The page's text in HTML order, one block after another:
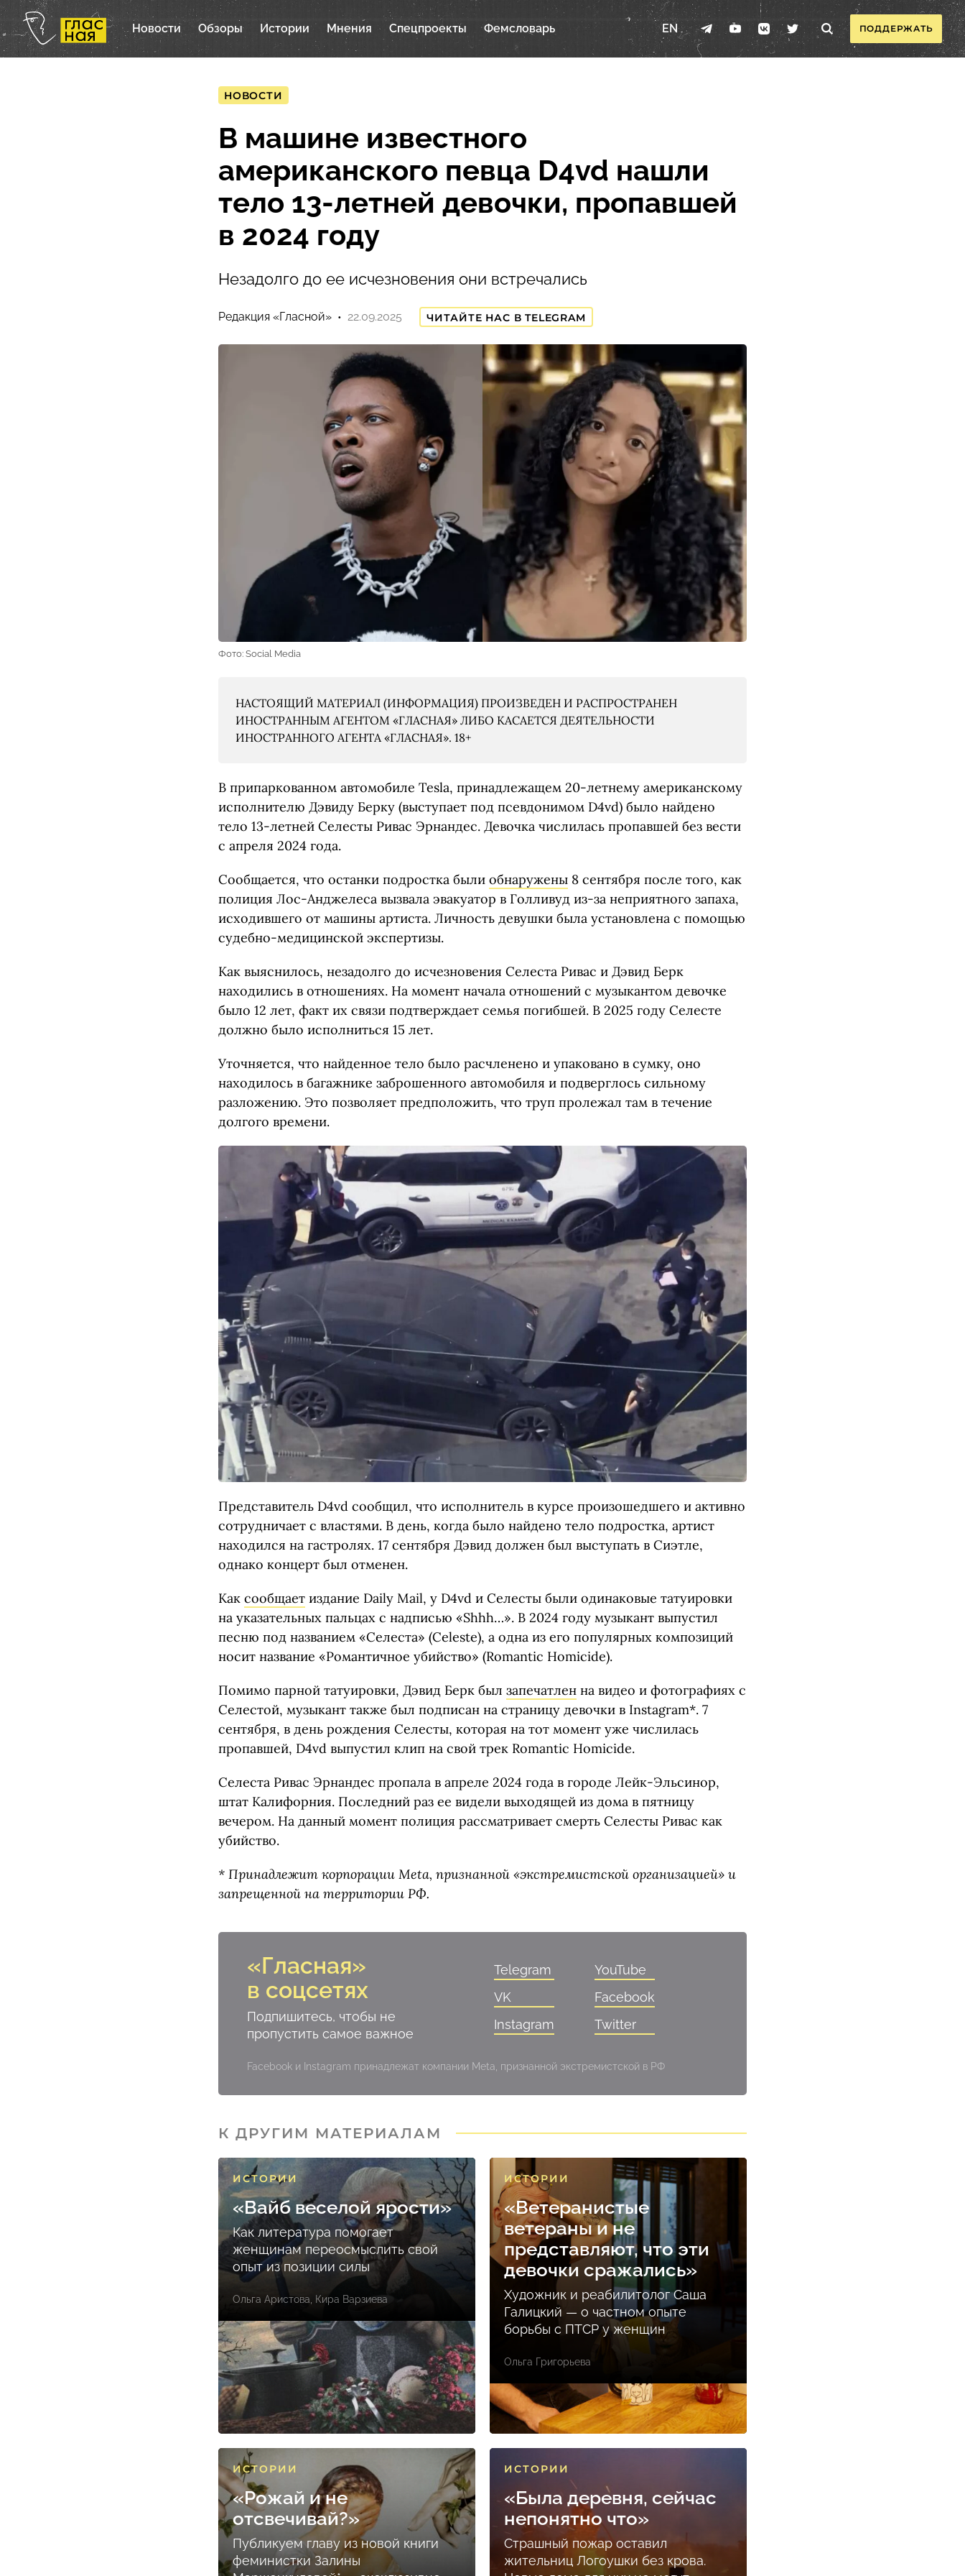
Новости Обзоры Истории Мнения Спецпроекты Фемсловарь EN ПОДДЕРЖАТЬ
НОВОСТИ
В машине известного
американского певца D4vd нашли
тело 13-летней девочки, пропавшей
в 2024 году
Незадолго до ее исчезновения они встречались
Редакция «Гласной» 22.09.2025 ЧИТАЙТЕ НАС В TELEGRAM
Фото: Social Media
НАСТОЯЩИЙ МАТЕРИАЛ (ИНФОРМАЦИЯ) ПРОИЗВЕДЕН И РАСПРОСТРАНЕН
ИНОСТРАННЫМ АГЕНТОМ «ГЛАСНАЯ» ЛИБО КАСАЕТСЯ ДЕЯТЕЛЬНОСТИ
ИНОСТРАННОГО АГЕНТА «ГЛАСНАЯ». 18+
В припаркованном автомобиле Tesla, принадлежащем 20-летнему американскому
исполнителю Дэвиду Берку (выступает под псевдонимом D4vd) было найдено
тело 13-летней Селесты Ривас Эрнандес. Девочка числилась пропавшей без вести
с апреля 2024 года.
Сообщается, что останки подростка были обнаружены 8 сентября после того, как
полиция Лос-Анджелеса вызвала эвакуатор в Голливуд из-за неприятного запаха,
исходившего от машины артиста. Личность девушки была установлена с помощью
судебно-медицинской экспертизы.
Как выяснилось, незадолго до исчезновения Селеста Ривас и Дэвид Берк
находились в отношениях. На момент начала отношений с музыкантом девочке
было 12 лет, факт их связи подтверждает семья погибшей. В 2025 году Селесте
должно было исполниться 15 лет.
Уточняется, что найденное тело было расчленено и упаковано в сумку, оно
находилось в багажнике заброшенного автомобиля и подверглось сильному
разложению. Это позволяет предположить, что труп пролежал там в течение
долгого времени.
Представитель D4vd сообщил, что исполнитель в курсе произошедшего и активно
сотрудничает с властями. В день, когда было найдено тело подростка, артист
находился на гастролях. 17 сентября Дэвид должен был выступать в Сиэтле,
однако концерт был отменен.
Как сообщает издание Daily Mail, у D4vd и Селесты были одинаковые татуировки
на указательных пальцах с надписью «Shhh…». В 2024 году музыкант выпустил
песню под названием «Селеста» (Celeste), а одна из его популярных композиций
носит название «Романтичное убийство» (Romantic Homicide).
Помимо парной татуировки, Дэвид Берк был запечатлен на видео и фотографиях с
Селестой, музыкант также был подписан на страницу девочки в Instagram*. 7
сентября, в день рождения Селесты, которая на тот момент уже числилась
пропавшей, D4vd выпустил клип на свой трек Romantic Homicide.
Селеста Ривас Эрнандес пропала в апреле 2024 года в городе Лейк-Эльсинор,
штат Калифорния. Последний раз ее видели выходящей из дома в пятницу
вечером. На данный момент полиция рассматривает смерть Селесты Ривас как
убийство.
* Принадлежит корпорации Meta, признанной «экстремистской организацией» и
запрещенной на территории РФ.
«Гласная»
в соцсетях
Подпишитесь, чтобы не
пропустить самое важное
Telegram
YouTube
VK
Facebook
Instagram
Twitter
Facebook и Instagram принадлежат компании Meta, признанной экстремистской в РФ
К ДРУГИМ МАТЕРИАЛАМ
ИСТОРИИ
«Вайб веселой ярости»
Как литература помогает
женщинам переосмыслить свой
опыт из позиции силы
Ольга Аристова Кира Варзиева
ИСТОРИИ
«Ветеранистые
ветераны и не
представляют, что эти
девочки сражались»
Художник и реабилитолог Саша
Галицкий — о частном опыте
борьбы с ПТСР у женщин
Ольга Григорьева
ИСТОРИИ
«Рожай и не
отсвечивай?»
Публикуем главу из новой книги
феминистки Залины
ИСТОРИИ
«Была деревня, сейчас
непонятно что»
Страшный пожар оставил
жительниц Логоушки без крова.